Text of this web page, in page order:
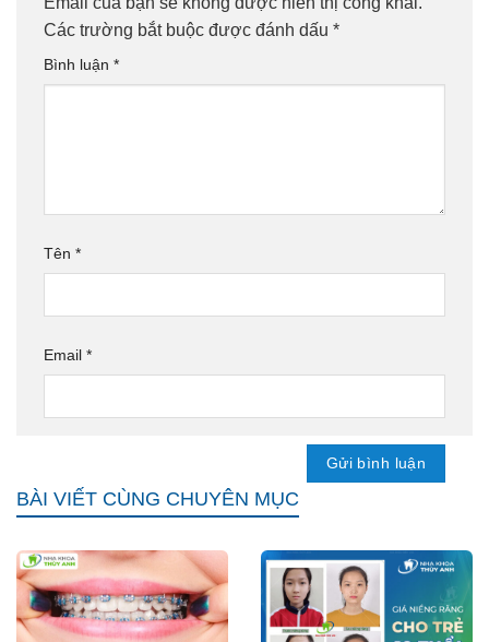
Các trường bắt buộc được đánh dấu *
Bình luận *
Tên *
Email *
BÀI VIẾT CÙNG CHUYÊN MỤC